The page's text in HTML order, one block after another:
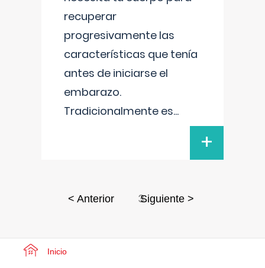
recuperar
progresivamente las
características que tenía
antes de iniciarse el
embarazo.
Tradicionalmente es...
+
< Anterior 3Siguiente >
Inicio